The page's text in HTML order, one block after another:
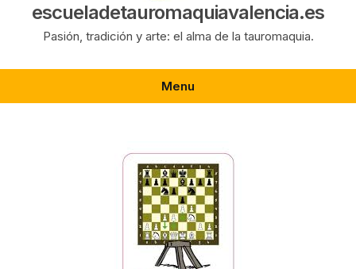
escueladetauromaquiavalencia.es
Pasión, tradición y arte: el alma de la tauromaquia.
Menu